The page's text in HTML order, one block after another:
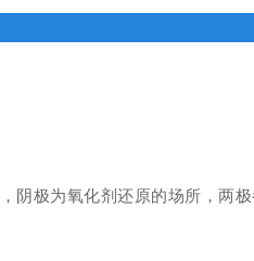
极为氧化剂还原的场所，两极